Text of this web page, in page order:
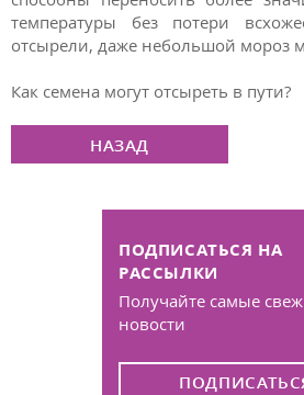
температуры без потери
отсырели, даже небольшой мороз
Как семена могут отсыреть в пути?
НАЗАД
ПОДПИСАТЬСЯ НА
РАССЫЛКИ
Получайте самые
новости